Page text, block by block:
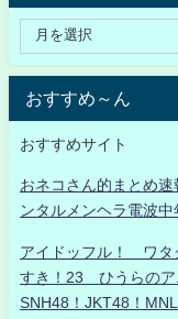
おすすめ～ん
おすすめサイト
おネコさん的まとめ
ンタルメンヘラ電波
アイドッフル！ ワタ
すき！23 ひうらのア
SNH48！JKT48！